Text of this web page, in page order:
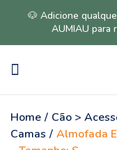
🐶 Adicione
AUMIAU para
Home / Cão >
Camas / Almofada